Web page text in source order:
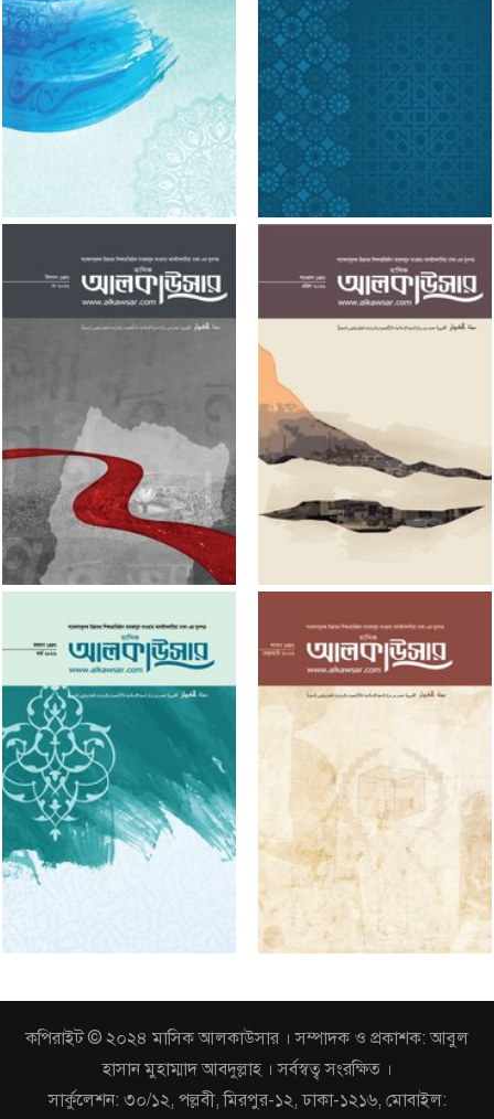
কপিরাইট © ২০২৪ মাসিক আলকাউসার । সম্পাদক ও প্রকাশক: আবুল
হাসান মুহাম্মাদ আবদুল্লাহ । সর্বস্বত্ব সংরক্ষিত ।
সার্কুলেশন: ৩০/১২, পল্লবী, মিরপুর-১২, ঢাকা-১২১৬, মোবাইল: